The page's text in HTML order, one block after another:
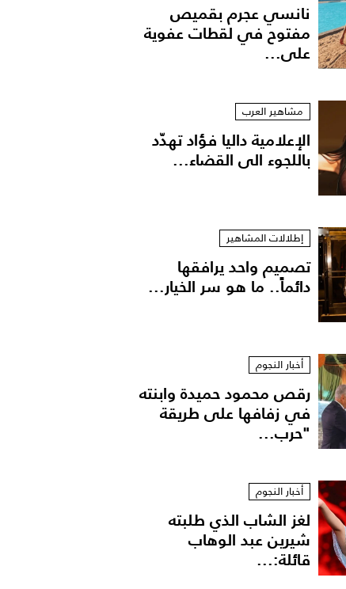
نانسي عجرم بقميص
مفتوح في لقطات عفوية
على...
مشاهير العرب
الإعلامية داليا فؤاد تهدّد
باللجوء الى القضاء...
إطلالات المشاهير
تصميم واحد يرافقها
دائماً.. ما هو سر الخيار...
أخبار النجوم
رقص محمود حميدة وابنته
في زفافها على طريقة
"حرب...
أخبار النجوم
لغز الشاب الذي طلبته
شيرين عبد الوهاب
قائلة:...